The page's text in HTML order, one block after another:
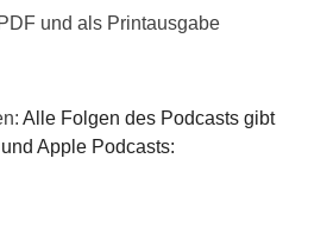
und als Printausgabe
Alle Folgen des Podcasts gibt
Apple Podcasts: